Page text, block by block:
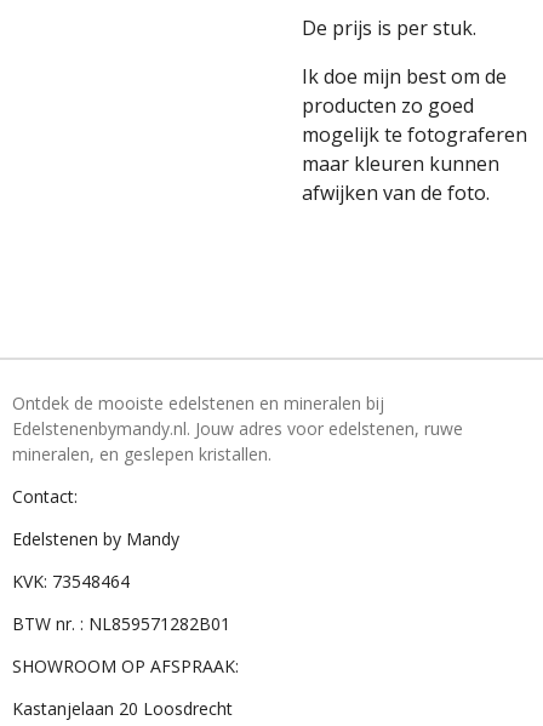
De prijs is per stuk.
Ik doe mijn best om de
producten zo goed
mogelijk te fotograferen
maar kleuren kunnen
afwijken van de foto.
Ontdek de mooiste edelstenen en mineralen bij
Edelstenenbymandy.nl. Jouw adres voor edelstenen, ruwe
mineralen, en geslepen kristallen.
Contact:
Edelstenen by Mandy
KVK: 73548464
BTW nr. : NL859571282B01
SHOWROOM OP AFSPRAAK:
Kastanjelaan 20 Loosdrecht